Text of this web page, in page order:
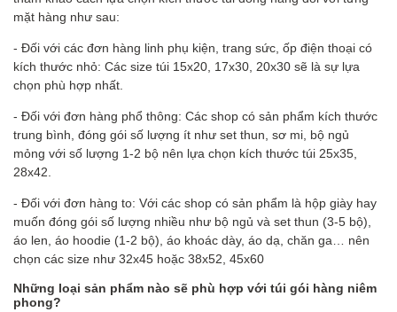
mặt hàng như sau:
- Đối với các đơn hàng linh phụ kiện, trang sức, ốp điện thoại có
kích thước nhỏ: Các size túi 15x20, 17x30, 20x30 sẽ là sự lựa
chọn phù hợp nhất.
- Đối với đơn hàng phổ thông: Các shop có sản phẩm kích thước
trung bình, đóng gói số lượng ít như set thun, sơ mi, bộ ngủ
mỏng với số lượng 1-2 bộ nên lựa chọn kích thước túi 25x35,
28x42.
- Đối với đơn hàng to: Với các shop có sản phẩm là hộp giày hay
muốn đóng gói số lượng nhiều như bộ ngủ và set thun (3-5 bộ),
áo len, áo hoodie (1-2 bộ), áo khoác dày, áo dạ, chăn ga… nên
chọn các size như 32x45 hoặc 38x52, 45x60
Những loại sản phẩm nào sẽ phù hợp với túi gói hàng niêm
phong?